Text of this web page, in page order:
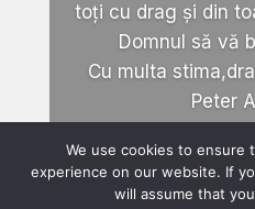
toți cu drag și din
Domnul să vă
Cu multa
Peter
We use cookies to ensure
experience on our website. If
will assume that